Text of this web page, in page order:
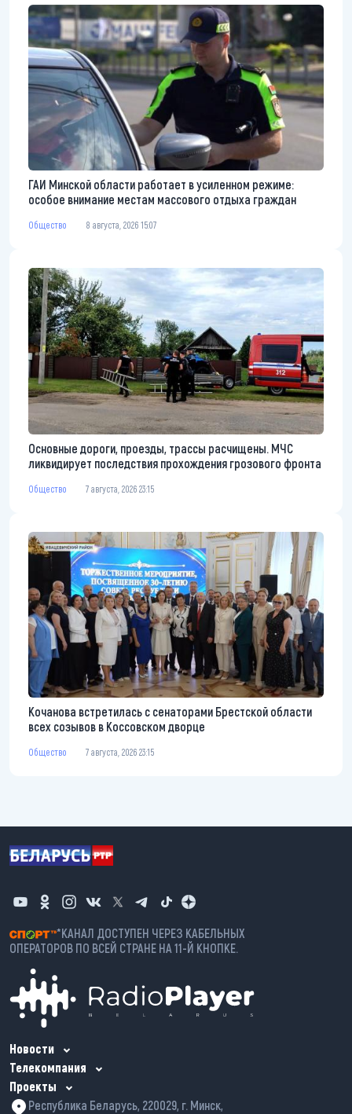
ГАИ Минской области работает в усиленном режиме:
особое внимание местам массового отдыха граждан
Общество 8 августа, 2026 15:07
Основные дороги, проезды, трассы расчищены. МЧС
ликвидирует последствия прохождения грозового фронта
Общество 7 августа, 2026 23:15
Кочанова встретилась с сенаторами Брестской области
всех созывов в Коссовском дворце
Общество 7 августа, 2026 23:15
*КАНАЛ ДОСТУПЕН ЧЕРЕЗ КАБЕЛЬНЫХ
ОПЕРАТОРОВ ПО ВСЕЙ СТРАНЕ НА 11-Й КНОПКЕ.
Новости
Телекомпания
Проекты
Республика Беларусь, 220029, г. Минск,